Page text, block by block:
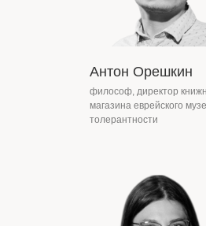
Антон Орешкин
философ, директор
магазина еврейского
толерантности
Команда